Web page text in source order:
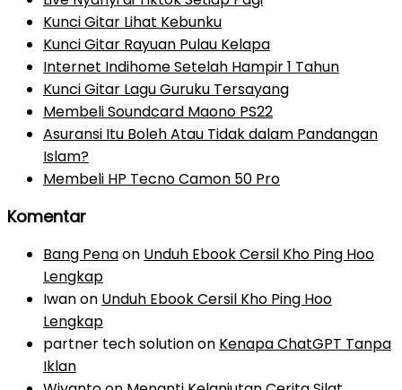
Kunci Gitar Lihat Kebunku
Kunci Gitar Rayuan Pulau Kelapa
Internet Indihome Setelah Hampir 1 Tahun
Kunci Gitar Lagu Guruku Tersayang
Membeli Soundcard Maono PS22
Asuransi Itu Boleh Atau Tidak dalam Pandangan
Islam?
Membeli HP Tecno Camon 50 Pro
Komentar
Bang Penaon Unduh Ebook Cersil Kho Ping Hoo
Lengkap
Iwanon Unduh Ebook Cersil Kho Ping Hoo
Lengkap
partner tech solutionon Kenapa ChatGPT Tanpa
Iklan